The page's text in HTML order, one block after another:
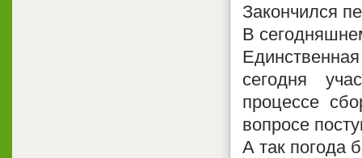
Закончился
В
сегодня
процессе
вопросе
А так погода